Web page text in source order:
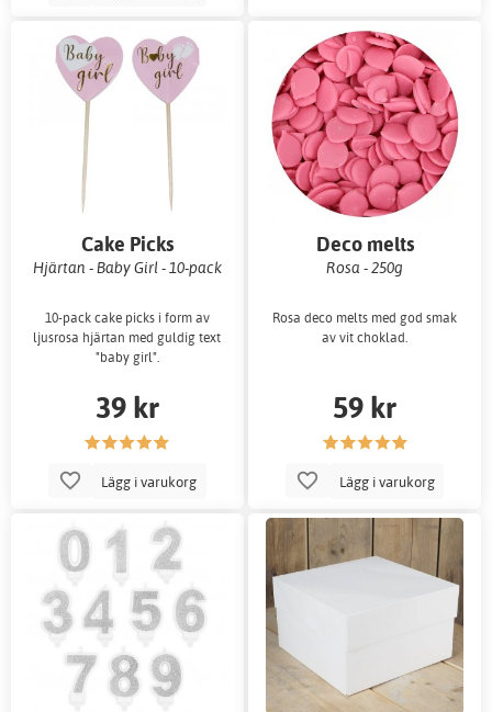
Cake Picks
Hjärtan - Baby Girl - 10-pack
10-pack cake picks i form av
ljusrosa hjärtan med guldig text
"baby girl".
39 kr
Lägg i varukorg
Deco melts
Rosa - 250g
Rosa deco melts med god smak
av vit choklad.
59 kr
Lägg i varukorg